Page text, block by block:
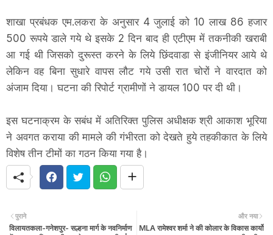
शाखा प्रबंधक एम.लकरा के अनुसार 4 जुलाई को 10 लाख 86 हजार
500 रूपये डाले गये थे इसके 2 दिन बाद ही एटीएम में तकनीकी खराबी
आ गई थी जिसको दुरूस्त करने के लिये छिंदवाडा से इंजीनियर आये थे
लेकिन वह बिना सुधारे वापस लौट गये उसी रात चोरों ने वारदात को
अंजाम दिया। घटना की रिपोर्ट ग्रामीणों ने डायल 100 पर दी थी।
इस घटनाक्रम के सबंध में अतिरिक्त पुलिस अधीक्षक श्री आकाश भूरिया
ने अवगत कराया की मामले की गंभीरता को देखते हुये तहकीकात के लिये
विशेष तीन टीमों का गठन किया गया है।
और नया
MLA रामेश्वर शर्मा ने की कोलार के विकास कार्यो
पुराने
विलायतकला-गनेशपुर- सल्हना मार्ग के नवनिर्माण